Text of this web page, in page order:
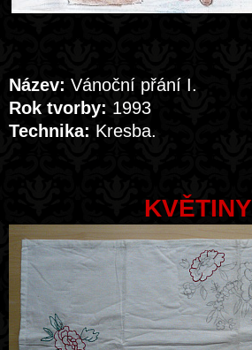
Název: Vánoční přání I.
Rok tvorby: 1993
Technika: Kresba.
KVĚTINY